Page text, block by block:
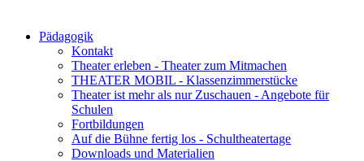
Pädagogik
Kontakt
Theater erleben - Theater zum Mitmachen
THEATER MOBIL - Klassenzimmerstücke
Theater ist mehr als nur Zuschauen - Angebote für
Schulen
Fortbildungen
Auf die Bühne fertig los - Schultheatertage
Downloads und Materialien